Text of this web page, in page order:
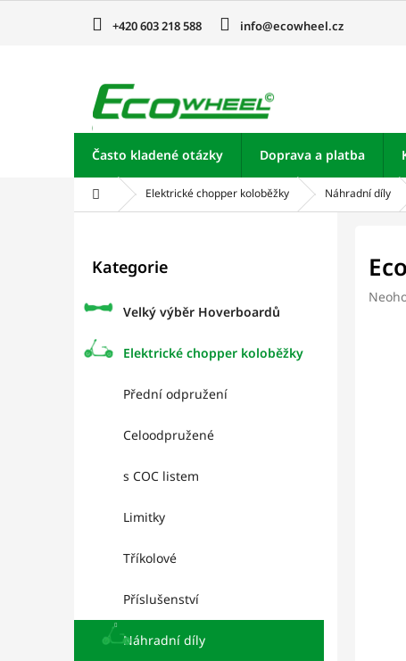
+420 603 218 588 info@ecowheel.cz
Často kladené otázky Doprava a platba
Domů Elektrické chopper koloběžky Náhradní díly
kategorie
Kategorie
Velký výběr Hoverboardů
Elektrické chopper koloběžky
Přední odpružení
Celoodpružené
s COC listem
Limitky
Tříkolové
Příslušenství
Náhradní díly